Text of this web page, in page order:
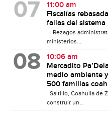
11:00 am
Fiscalías
fallas del sistema
Rezagos
ministerios...
10:06 am
Mercadito
medio ambiente
500 familias
Saltillo, Coahuila de
construir un...